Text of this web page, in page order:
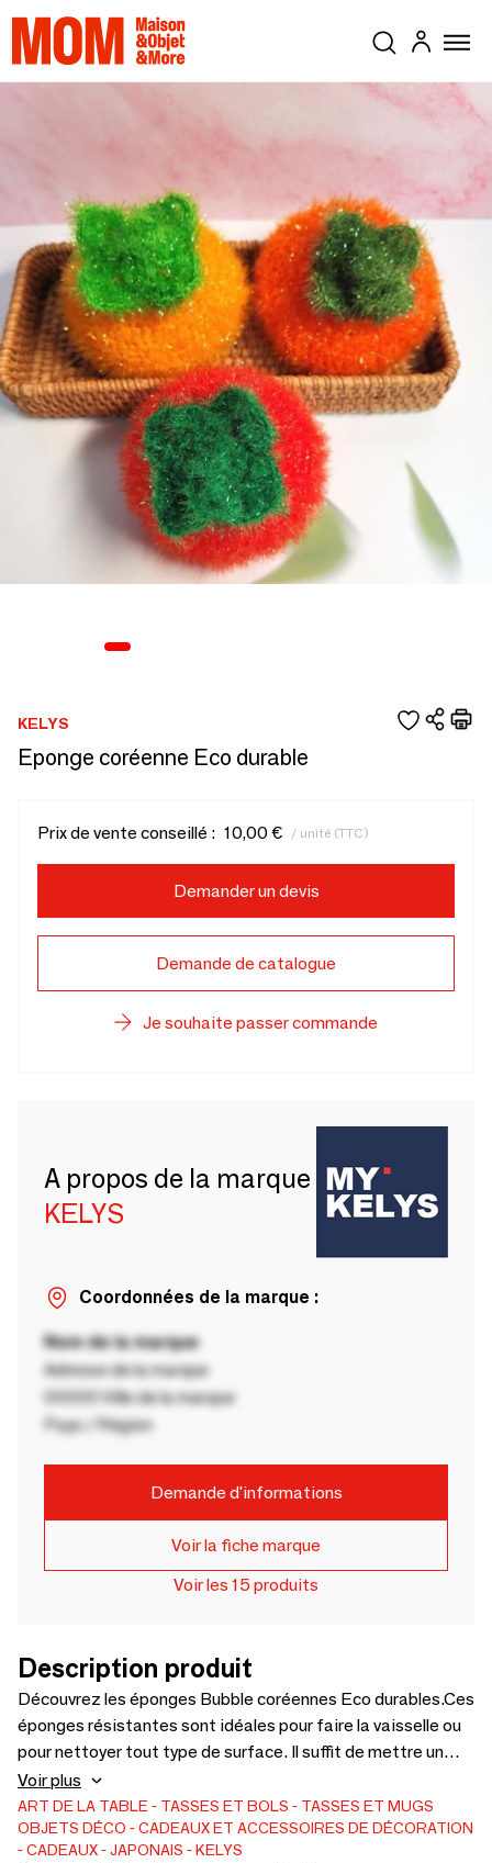
KELYS
Eponge coréenne Eco durable
Prix de vente conseillé : 10,00 € / unité (TTC)
Demander un devis
Demande de catalogue
Je souhaite passer commande
A propos de la marque
KELYS
Coordonnées de la marque :
Nom de la marque
Adresse de la marque
00000 Ville de la marque
Pays / Région
Demande d'informations
Voir la fiche marque
Voir les 15 produits
Description produit
Découvrez les éponges Bubble coréennes Eco durables.Ces
éponges résistantes sont idéales pour faire la vaisselle ou
pour nettoyer tout type de surface. Il suffit de mettre un
tout petit peu de liquide nettoyant et les mousses
abondantes permettent de nettoyer efficacement la
vaisselle ou tout type de surface. Tricotées en fil de
polyester, elles peuvent être utilisées longtemps sans
Voir plus
ART DE LA TABLE TASSES ET BOLS
TASSES ET MUGS
OBJETS DÉCO
CADEAUX ET ACCESSOIRES DE DÉCORATION
CADEAUX
JAPONAIS KELYS